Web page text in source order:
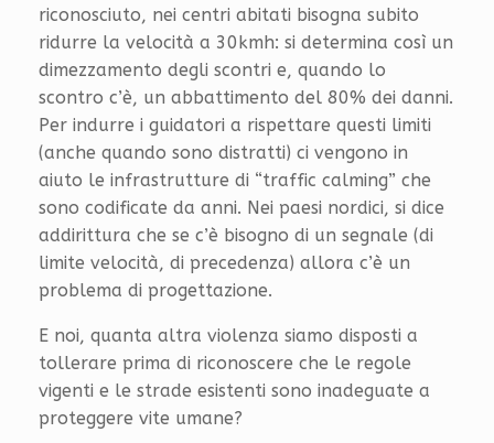
riconosciuto, nei centri abitati bisogna subito
ridurre la velocità a 30kmh: si determina così un
dimezzamento degli scontri e, quando lo
scontro c’è, un abbattimento del 80% dei danni.
Per indurre i guidatori a rispettare questi limiti
(anche quando sono distratti) ci vengono in
aiuto le infrastrutture di “traffic calming” che
sono codificate da anni. Nei paesi nordici, si dice
addirittura che se c’è bisogno di un segnale (di
limite velocità, di precedenza) allora c’è un
problema di progettazione.
E noi, quanta altra violenza siamo disposti a
tollerare prima di riconoscere che le regole
vigenti e le strade esistenti sono inadeguate a
proteggere vite umane?